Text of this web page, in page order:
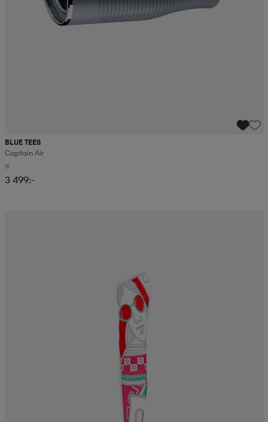
BLUE TEES
Captain Air
3 499:-